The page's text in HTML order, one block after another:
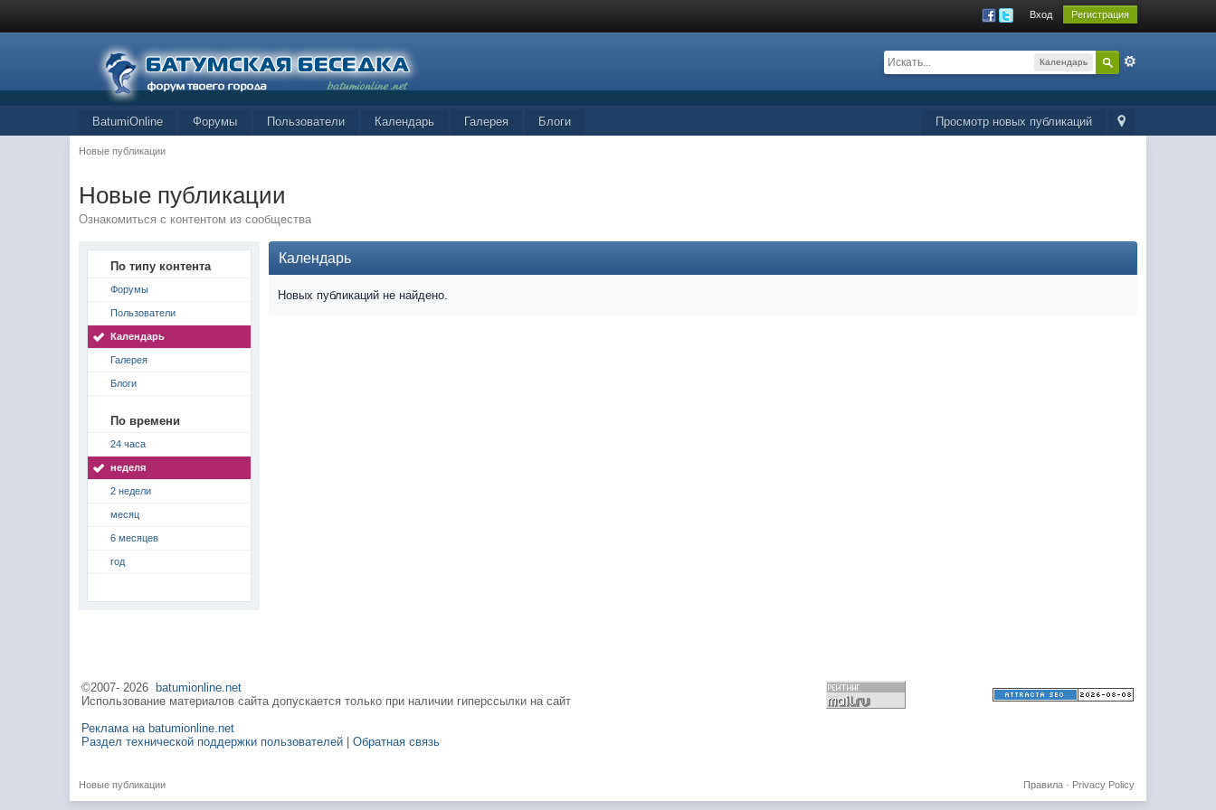
Вход Регистрация
Календарь
Просмотр новых публикаций
BatumiOnline Форумы Пользователи Календарь Галерея Блоги
Новые публикации
Новые публикации
Ознакомиться с контентом из сообщества
По типу контента
Форумы
Пользователи
Календарь
Галерея
Блоги
По времени
24 часа
неделя
2 недели
месяц
6 месяцев
год
Календарь
Новых публикаций не найдено.
©2007-2026
batumionline.net
Использование материалов сайта допускается только при наличии гиперссылки на сайт
Реклама на batumionline.net
Раздел технической поддержки пользователей |Обратная связь
Новые публикации Privacy Policy
Правила·